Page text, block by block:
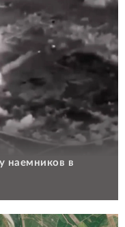
наемников в